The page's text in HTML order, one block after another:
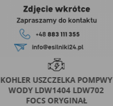
KOHLER USZCZELKA POMPWY
WODY LDW1404 LDW702
FOCS ORYGINAŁ